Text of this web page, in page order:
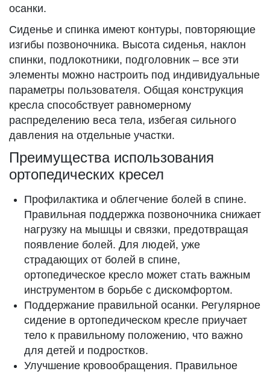
осанки.
Сиденье и спинка имеют контуры, повторяющие
изгибы позвоночника. Высота сиденья, наклон
спинки, подлокотники, подголовник – все эти
элементы можно настроить под индивидуальные
параметры пользователя. Общая конструкция
кресла способствует равномерному
распределению веса тела, избегая сильного
давления на отдельные участки.
Преимущества использования
ортопедических кресел
Профилактика и облегчение болей в спине.
Правильная поддержка позвоночника снижает
нагрузку на мышцы и связки, предотвращая
появление болей. Для людей, уже
страдающих от болей в спине,
ортопедическое кресло может стать важным
инструментом в борьбе с дискомфортом.
Поддержание правильной осанки. Регулярное
сидение в ортопедическом кресле приучает
тело к правильному положению, что важно
для детей и подростков.
Улучшение кровообращения. Правильное